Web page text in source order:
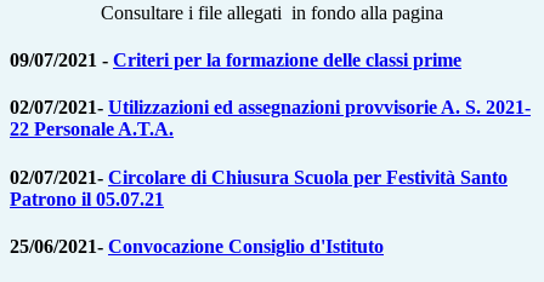
Consultare i file allegati in fondo alla pagina
09/07/2021 - Criteri per la formazione delle classi prime
02/07/2021- Utilizzazioni ed assegnazioni provvisorie A. S. 2021-
22 Personale A.T.A.
02/07/2021- Circolare di Chiusura Scuola per Festività Santo
Patrono il 05.07.21
25/06/2021- Convocazione Consiglio d'Istituto